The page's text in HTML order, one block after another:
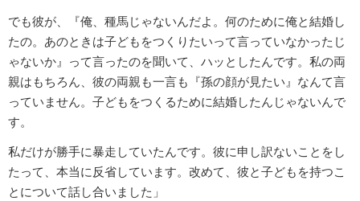
でも彼が、『俺、種馬じゃないんだよ。何のために俺と結婚し
たの。あのときは子どもをつくりたいって言っていなかったじ
ゃないか』って言ったのを聞いて、ハッとしたんです。私の両
親はもちろん、彼の両親も一言も『孫の顔が見たい』なんて言
っていません。子どもをつくるために結婚したんじゃないんで
す。
私だけが勝手に暴走していたんです。彼に申し訳ないことをし
たって、本当に反省しています。改めて、彼と子どもを持つこ
とについて話し合いました」